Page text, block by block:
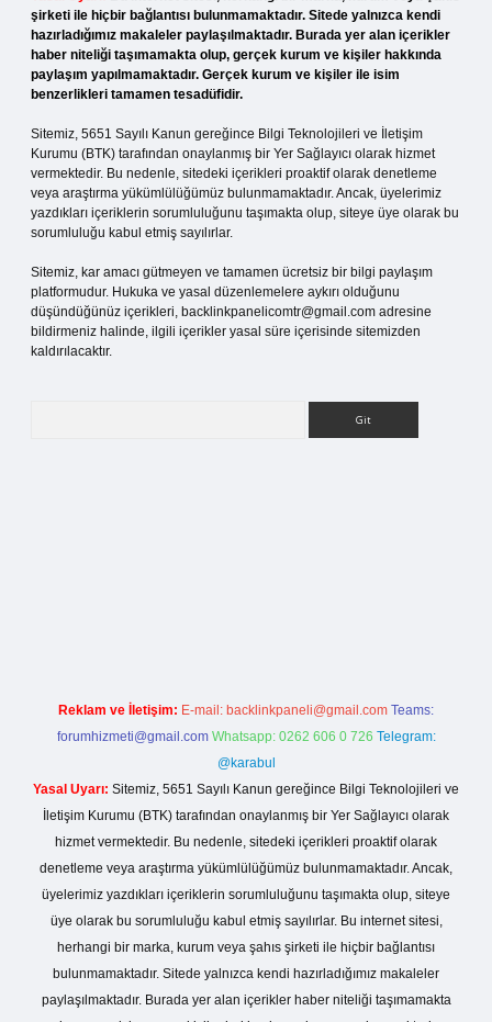
şirketi ile hiçbir bağlantısı bulunmamaktadır. Sitede yalnızca kendi
hazırladığımız makaleler paylaşılmaktadır. Burada yer alan içerikler
haber niteliği taşımamakta olup, gerçek kurum ve kişiler hakkında
paylaşım yapılmamaktadır. Gerçek kurum ve kişiler ile isim
benzerlikleri tamamen tesadüfidir.
Sitemiz, 5651 Sayılı Kanun gereğince Bilgi Teknolojileri ve İletişim
Kurumu (BTK) tarafından onaylanmış bir Yer Sağlayıcı olarak hizmet
vermektedir. Bu nedenle, sitedeki içerikleri proaktif olarak denetleme
veya araştırma yükümlülüğümüz bulunmamaktadır. Ancak, üyelerimiz
yazdıkları içeriklerin sorumluluğunu taşımakta olup, siteye üye olarak bu
sorumluluğu kabul etmiş sayılırlar.
Sitemiz, kar amacı gütmeyen ve tamamen ücretsiz bir bilgi paylaşım
platformudur. Hukuka ve yasal düzenlemelere aykırı olduğunu
düşündüğünüz içerikleri, backlinkpanelicomtr@gmail.com adresine
bildirmeniz halinde, ilgili içerikler yasal süre içerisinde sitemizden
kaldırılacaktır.
Reklam ve İletişim: E-mail: backlinkpaneli@gmail.com Teams:
forumhizmeti@gmail.com Whatsapp: 0262 606 0 726 Telegram:
@karabul
Yasal Uyarı: Sitemiz, 5651 Sayılı Kanun gereğince Bilgi Teknolojileri ve
İletişim Kurumu (BTK) tarafından onaylanmış bir Yer Sağlayıcı olarak
hizmet vermektedir. Bu nedenle, sitedeki içerikleri proaktif olarak
denetleme veya araştırma yükümlülüğümüz bulunmamaktadır. Ancak,
üyelerimiz yazdıkları içeriklerin sorumluluğunu taşımakta olup, siteye
üye olarak bu sorumluluğu kabul etmiş sayılırlar. Bu internet sitesi,
herhangi bir marka, kurum veya şahıs şirketi ile hiçbir bağlantısı
bulunmamaktadır. Sitede yalnızca kendi hazırladığımız makaleler
paylaşılmaktadır. Burada yer alan içerikler haber niteliği taşımamakta